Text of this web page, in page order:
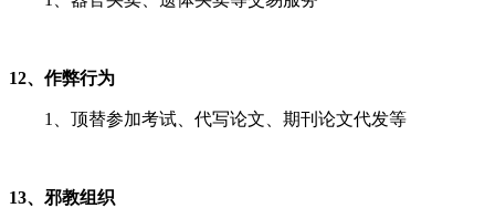
12、作弊行为
1、顶替参加考试、代写论文、期刊论文代发等
13、邪教组织